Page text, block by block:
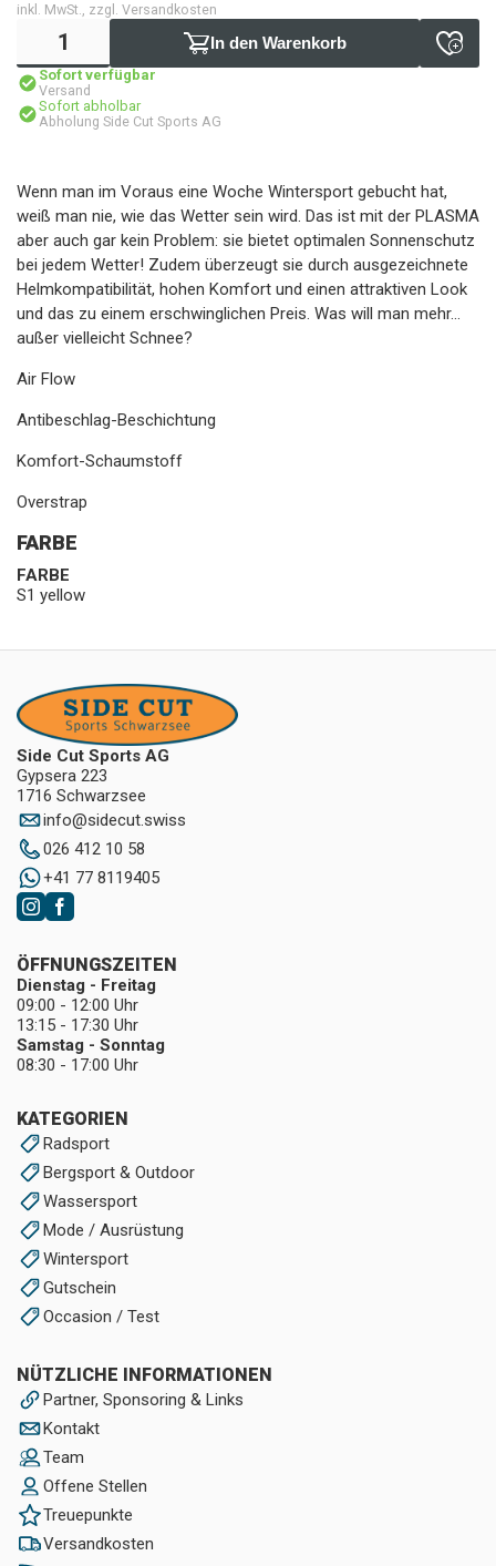
inkl. MwSt., zzgl. Versandkosten
In den Warenkorb
Sofort verfügbar
Versand
Sofort abholbar
Abholung Side Cut Sports AG
Wenn man im Voraus eine Woche Wintersport gebucht hat,
weiß man nie, wie das Wetter sein wird. Das ist mit der PLASMA
aber auch gar kein Problem: sie bietet optimalen Sonnenschutz
bei jedem Wetter! Zudem überzeugt sie durch ausgezeichnete
Helmkompatibilität, hohen Komfort und einen attraktiven Look
und das zu einem erschwinglichen Preis. Was will man mehr...
außer vielleicht Schnee?
Air Flow
Antibeschlag-Beschichtung
Komfort-Schaumstoff
Overstrap
FARBE
FARBE
S1 yellow
Side Cut Sports AG
Gypsera 223
1716 Schwarzsee
info@sidecut.swiss
026 412 10 58
+41 77 8119405
KATEGORIEN
Radsport
Bergsport & Outdoor
Wassersport
Mode / Ausrüstung
Wintersport
Gutschein
Occasion / Test
NÜTZLICHE INFORMATIONEN
Partner, Sponsoring & Links
Kontakt
Team
Offene Stellen
Treuepunkte
Versandkosten
ÖFFNUNGSZEITEN
Dienstag - Freitag
09:00 - 12:00 Uhr
13:15 - 17:30 Uhr
Samstag - Sonntag
08:30 - 17:00 Uhr